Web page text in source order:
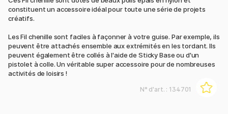
constituent un accessoire idéal pour toute une série de projets
créatifs.
Les Fil chenille sont faciles à façonner à votre guise. Par exemple, ils
peuvent être attachés ensemble aux extrémités en les tordant. Ils
peuvent également être collés à l'aide de Sticky Base ou d'un
pistolet à colle. Un véritable super accessoire pour de nombreuses
activités de loisirs !
N° d'art. : 134701